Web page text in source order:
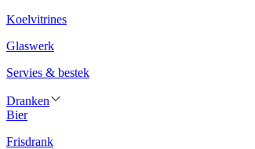
Koelvitrines
Glaswerk
Servies & bestek
Dranken
Bier
Frisdrank